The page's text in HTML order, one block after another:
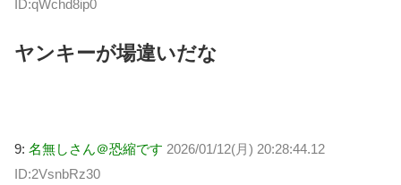
ID:qWchd8ip0
ヤンキーが場違いだな
9: 名無しさん＠恐縮です 2026/01/12(月) 20:28:44.12
ID:2VsnbRz30